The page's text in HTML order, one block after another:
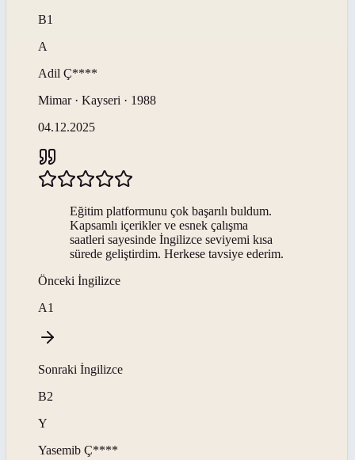
B1
A
Adil Ç****
Mimar · Kayseri · 1988
04.12.2025
Eğitim platformunu çok başarılı buldum.
Kapsamlı içerikler ve esnek çalışma
saatleri sayesinde İngilizce seviyemi kısa
sürede geliştirdim. Herkese tavsiye ederim.
Önceki İngilizce
A1
Sonraki İngilizce
B2
Y
Yasemib Ç****